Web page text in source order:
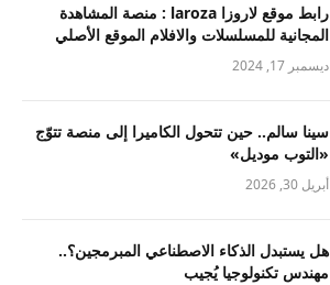
رابط موقع لاروزا laroza : منصة المشاهدة
المجانية للمسلسلات والافلام الموقع الأصلي
ديسمبر 17, 2024
سينا سالم.. حين تتحول الكاميرا إلى منصة تتوّج
«التوب موديل»
أبريل 30, 2026
هل يستبدل الذكاء الاصطناعي المبرمجين؟..
مهندس تكنولوجيا يُجيب